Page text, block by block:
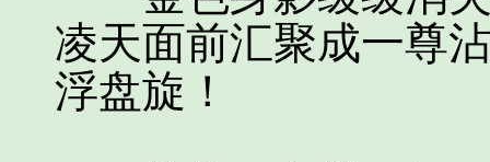
凌天面前汇聚成一尊
浮盘旋！